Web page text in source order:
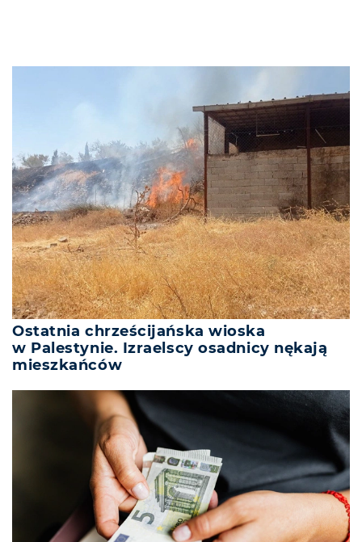
Ostatnia chrześcijańska wioska
w Palestynie. Izraelscy osadnicy nękają
mieszkańców